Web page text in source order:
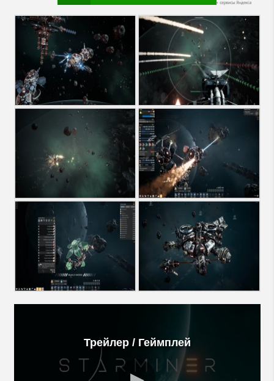
Трейлер / Геймплей